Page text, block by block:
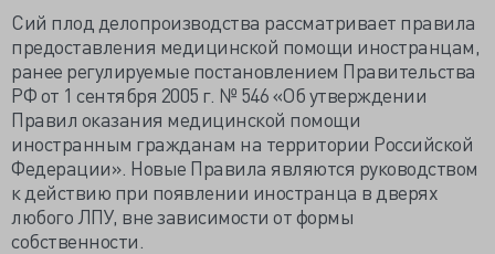
Сий плод делопроизводства рассматривает правила
предоставления медицинской помощи иностранцам,
ранее регулируемые постановлением Правительства
РФ от 1 сентября 2005 г. № 546 «Об утверждении
Правил оказания медицинской помощи
иностранным гражданам на территории Российской
Федерации». Новые Правила являются руководством
к действию при появлении иностранца в дверях
любого ЛПУ, вне зависимости от формы
собственности.